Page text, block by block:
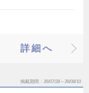
詳細へ
掲載期間 26/07/28～26/08/10